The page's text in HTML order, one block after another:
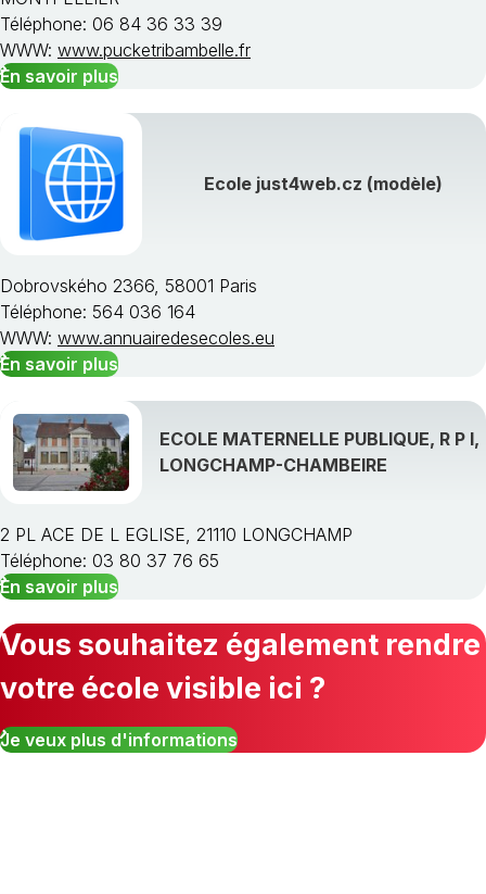
Téléphone: 06 84 36 33 39
WWW: www.pucketribambelle.fr
En savoir plus
Ecole just4web.cz (modèle)
Dobrovského 2366, 58001 Paris
Téléphone: 564 036 164
WWW: www.annuairedesecoles.eu
En savoir plus
ECOLE MATERNELLE PUBLIQUE, R P I,
LONGCHAMP-CHAMBEIRE
2 PL ACE DE L EGLISE, 21110 LONGCHAMP
Téléphone: 03 80 37 76 65
En savoir plus
Vous souhaitez également rendre
votre école visible ici ?
Je veux plus d'informations